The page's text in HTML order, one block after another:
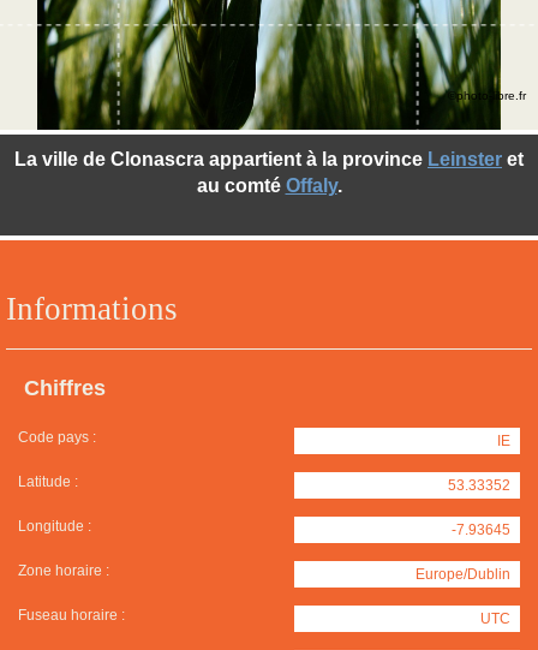
Informations
Chiffres
Code pays : IE
Latitude : 53.33352
Longitude : -7.93645
Zone horaire : Europe/Dublin
Fuseau horaire : UTC
La ville de Clonascra appartient à la province Leinster et
au comté Offaly.
©photo-libre.fr